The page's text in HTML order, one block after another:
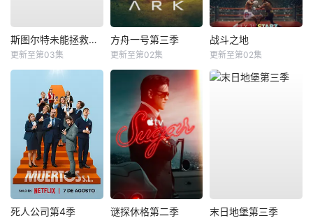
斯图尔特未能拯救宇宙
更新至第03集
方舟一号第三季
更新至第02集
战斗之地
更新至第02集
死人公司第4季 谜探休格第二季 末日地堡第三季